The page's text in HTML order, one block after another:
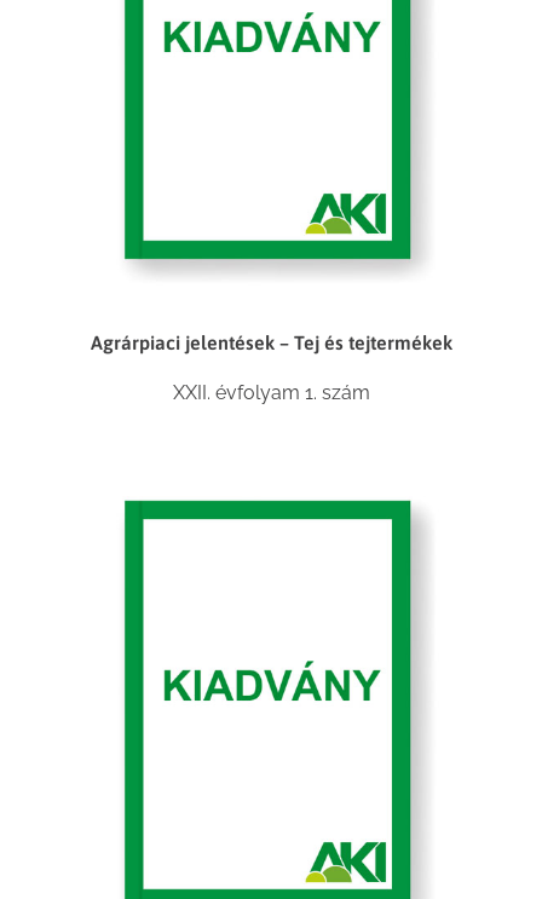
Agrárpiaci jelentések – Tej és tejtermékek
XXII. évfolyam 1. szám